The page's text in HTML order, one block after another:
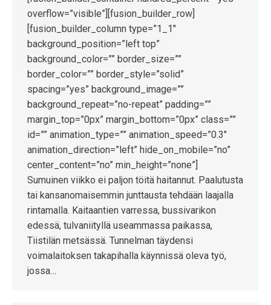
overflow=”visible”][fusion_builder_row]
[fusion_builder_column type=”1_1″
background_position=”left top”
background_color=”” border_size=””
border_color=”” border_style=”solid”
spacing=”yes” background_image=””
background_repeat=”no-repeat” padding=””
margin_top=”0px” margin_bottom=”0px” class=””
id=”” animation_type=”” animation_speed=”0.3″
animation_direction=”left” hide_on_mobile=”no”
center_content=”no” min_height=”none”]
Sumuinen viikko ei paljon töitä haitannut. Paalutusta
tai kansanomaisemmin junttausta tehdään laajalla
rintamalla. Kaitaantien varressa, bussivarikon
edessä, tulvaniityllä useammassa paikassa,
Tiistilän metsässä. Tunnelman täydensi
voimalaitoksen takapihalla käynnissä oleva työ,
jossa…